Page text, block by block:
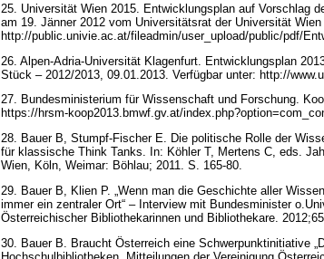
25. Universität Wien 2015. Entwicklungsplan auf Vorschlag
am 19. Jänner 2012 vom Universitätsrat der Universität
http://public.univie.ac.at/fileadmin/user_upload/public/pdf/
26. Alpen-Adria-Universität Klagenfurt. Entwicklungsplan
Stück – 2012/2013, 09.01.2013. Verfügbar unter: http://
27. Bundesministerium für Wissenschaft und Forschung.
https://hrsm-koop2013.bmwf.gv.at/
28. Bauer B, Stumpf-Fischer E. Die politische Rolle der
für klassische Think Tanks. In: Köhler T, Mertens C, eds.
Wien, Köln, Weimar: Böhlau; 2011. S. 165-80.
29. Bauer B, Klien P. „Wenn man die Geschichte aller
immer ein zentraler Ort“ – Interview mit Bundesminister
Österreichischer Bibliothekarinnen und Bibliothekare.
30. Bauer B. Braucht Österreich eine Schwerpunktinitiative